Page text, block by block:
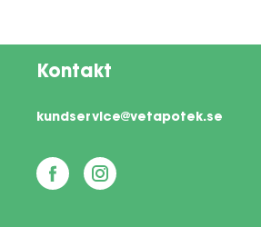
Kontakt
kundservice@vetapotek.se